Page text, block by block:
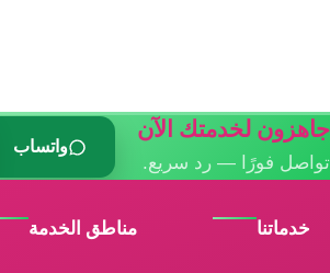
جاهزون لخدمتك الآن
تواصل فورًا — رد سريع.
واتساب
خدماتنا مناطق الخدمة